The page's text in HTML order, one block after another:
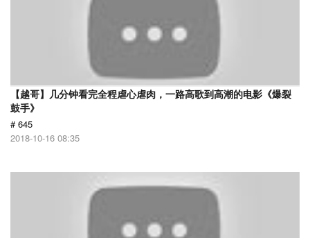
【越哥】几分钟看完全程虐心虐肉，一路高歌到高潮的电影《爆裂
鼓手》
# 645
2018-10-16 08:35